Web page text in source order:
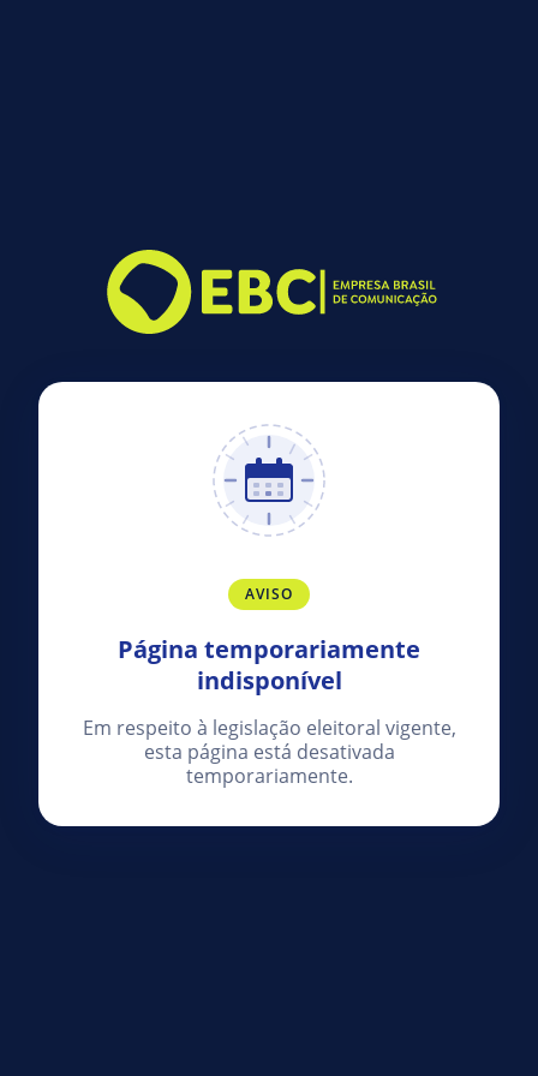
AVISO
Página temporariamente
indisponível
Em respeito à legislação eleitoral vigente,
esta página está desativada
temporariamente.